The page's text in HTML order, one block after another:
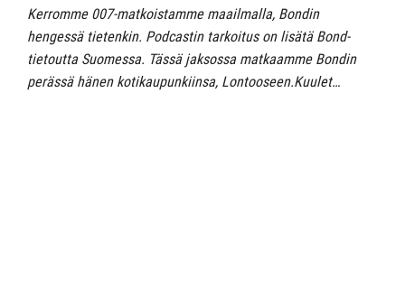
Kerromme 007-matkoistamme maailmalla, Bondin
hengessä tietenkin. Podcastin tarkoitus on lisätä Bond-
tietoutta Suomessa. Tässä jaksossa matkaamme Bondin
perässä hänen kotikaupunkiinsa, Lontooseen.Kuulet…